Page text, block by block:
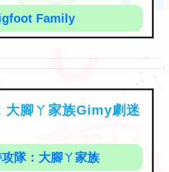
Family
大腳ㄚ家族Gimy劇迷
隊：大腳ㄚ家族